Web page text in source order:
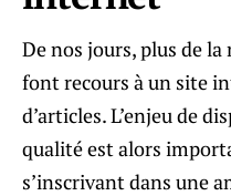
De nos jours, plus de
font recours à un site
d’articles. L’enjeu de
qualité est alors
s’inscrivant dans une